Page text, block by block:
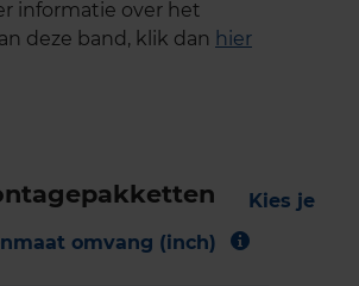
informatie over het
deze band, klik dan hier
Kies je
omvang (inch)